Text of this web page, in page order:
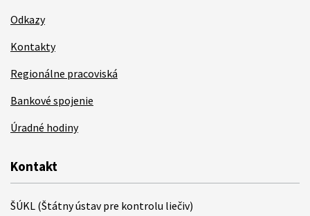
Odkazy
Kontakty
Regionálne pracoviská
Bankové spojenie
Úradné hodiny
Kontakt
ŠÚKL (Štátny ústav pre kontrolu liečiv)